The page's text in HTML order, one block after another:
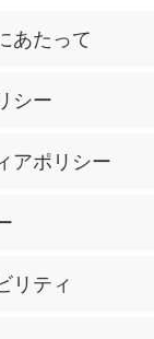
あたって
シー
アポリシー
リティ